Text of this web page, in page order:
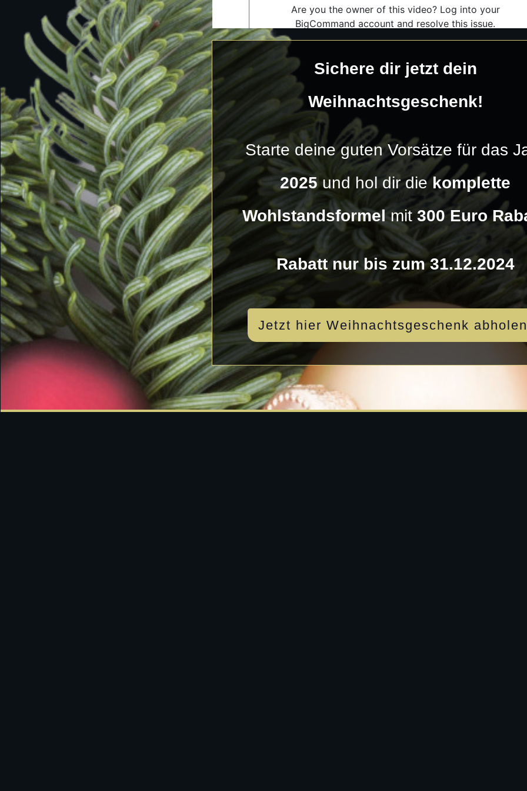
Sichere dir jetzt dein
Weihnachtsgeschenk!
Starte deine guten Vorsätze für das
2025und hol dir diekomplette
Wohlstandsformelmit 300 Euro
Rabatt nur bis zum 31.12.2024
Jetzt hier Weihnachtsgeschenk